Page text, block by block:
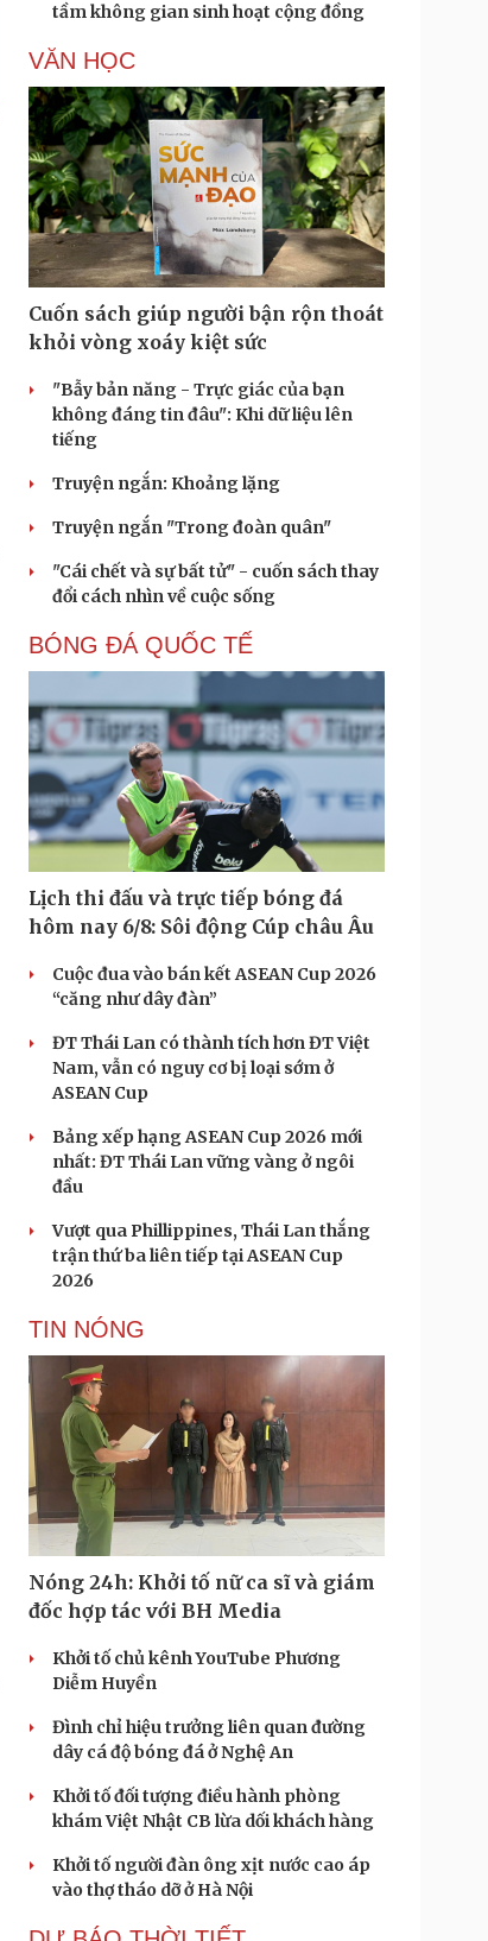
tầm không gian sinh hoạt cộng đồng
VĂN HỌC
Cuốn sách giúp người bận rộn thoát
khỏi vòng xoáy kiệt sức
"Bẫy bản năng - Trực giác của bạn
không đáng tin đâu": Khi dữ liệu lên
tiếng
Truyện ngắn: Khoảng lặng
Truyện ngắn "Trong đoàn quân"
"Cái chết và sự bất tử" - cuốn sách thay
đổi cách nhìn về cuộc sống
BÓNG ĐÁ QUỐC TẾ
Lịch thi đấu và trực tiếp bóng đá
hôm nay 6/8: Sôi động Cúp châu Âu
Cuộc đua vào bán kết ASEAN Cup 2026
“căng như dây đàn”
ĐT Thái Lan có thành tích hơn ĐT Việt
Nam, vẫn có nguy cơ bị loại sớm ở
ASEAN Cup
Bảng xếp hạng ASEAN Cup 2026 mới
nhất: ĐT Thái Lan vững vàng ở ngôi
đầu
Vượt qua Phillippines, Thái Lan thắng
trận thứ ba liên tiếp tại ASEAN Cup
2026
TIN NÓNG
Nóng 24h: Khởi tố nữ ca sĩ và giám
đốc hợp tác với BH Media
Khởi tố chủ kênh YouTube Phương
Diễm Huyền
Đình chỉ hiệu trưởng liên quan đường
dây cá độ bóng đá ở Nghệ An
Khởi tố đối tượng điều hành phòng
khám Việt Nhật CB lừa dối khách hàng
Khởi tố người đàn ông xịt nước cao áp
vào thợ tháo dỡ ở Hà Nội